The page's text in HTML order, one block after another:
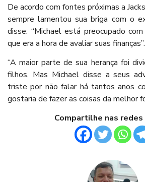
De acordo com fontes próximas a
sempre lamentou sua briga com o
disse: “Michael está preocupado
que era a hora de avaliar suas finanças”.
“A maior parte de sua herança foi
filhos. Mas Michael disse a seus
triste por não falar há tantos anos
gostaria de fazer as coisas da melhor
Compartilhe nas redes